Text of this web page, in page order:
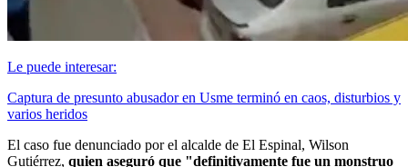
Le puede interesar:
Captura de presunto abusador en Usme terminó en caos, disturbios y
varios heridos
El caso fue denunciado por el alcalde de El Espinal, Wilson
Gutiérrez, quien aseguró que "definitivamente fue un monstruo